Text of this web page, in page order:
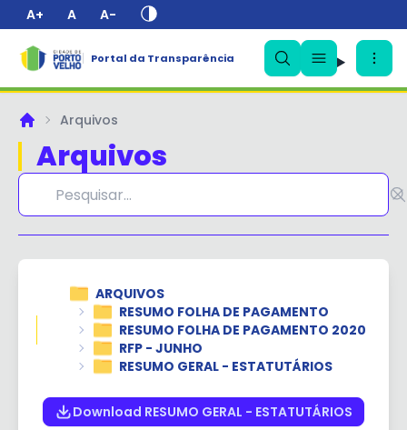
A+ A A-
Portal da Transparência
PrincipalArquivos
Arquivos
ARQUIVOS
RESUMO FOLHA DE PAGAMENTO
RESUMO FOLHA DE PAGAMENTO 2020
RFP - JUNHO
RESUMO GERAL - ESTATUTÁRIOS
Download RESUMO GERAL - ESTATUTÁRIOS
✕